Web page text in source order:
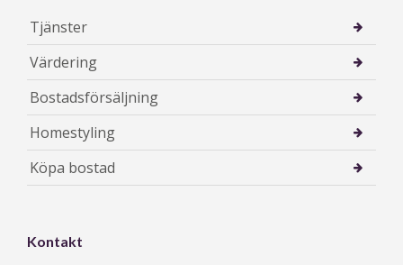
Tjänster
Värdering
Bostadsförsäljning
Homestyling
Köpa bostad
Kontakt